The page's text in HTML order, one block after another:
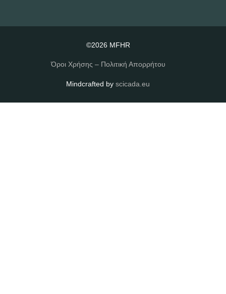
©2026 MFHR
Όροι Χρήσης – Πολιτική Απορρήτου
Mindcrafted by scicada.eu